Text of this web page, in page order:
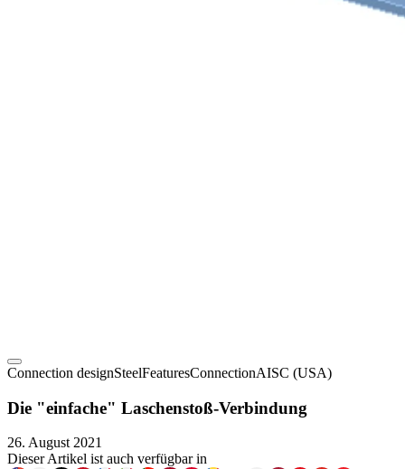
Connection designSteelFeaturesConnectionAISC (USA)
Die "einfache" Laschenstoß-Verbindung
26. August 2021
Dieser Artikel ist auch verfügbar in